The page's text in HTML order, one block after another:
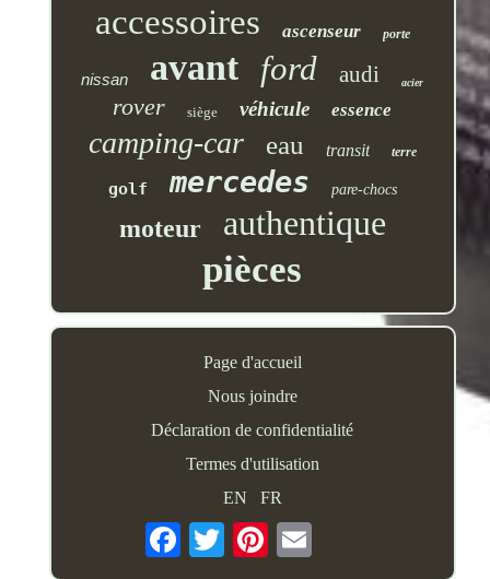
accessoires ascenseur porte
nissan avant ford audi acier
rover siège véhicule essence
camping-car eau transit terre
golf mercedes pare-chocs
moteur authentique
pièces
Page d'accueil
Nous joindre
Déclaration de confidentialité
Termes d'utilisation
EN
FR